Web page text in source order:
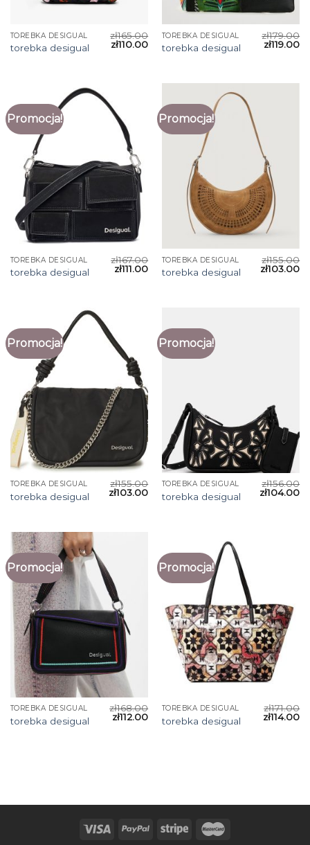
TOREBKA DESIGUAL
torebka desigual
zł165.00
zł110.00
TOREBKA DESIGUAL
torebka desigual
zł179.00
zł119.00
Promocja!
TOREBKA DESIGUAL
torebka desigual
zł167.00
zł111.00
Promocja!
TOREBKA DESIGUAL
torebka desigual
zł155.00
zł103.00
Promocja!
TOREBKA DESIGUAL
torebka desigual
zł155.00
zł103.00
Promocja!
TOREBKA DESIGUAL
torebka desigual
zł156.00
zł104.00
Promocja!
TOREBKA DESIGUAL
torebka desigual
zł168.00
zł112.00
Promocja!
TOREBKA DESIGUAL
torebka desigual
zł171.00
zł114.00